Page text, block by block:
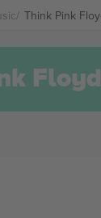
Think Pink